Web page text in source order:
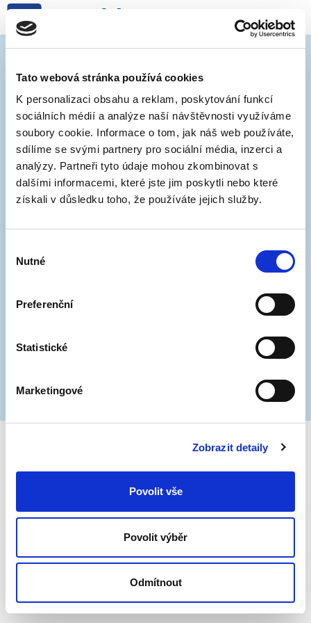
Tato webová stránka používá cookies
K personalizaci obsahu a reklam, poskytování funkcí
sociálních médií a analýze naší návštěvnosti využíváme
soubory cookie. Informace o tom, jak náš web používáte,
sdílíme se svými partnery pro sociální média, inzerci a
analýzy. Partneři tyto údaje mohou zkombinovat s
dalšími informacemi, které jste jim poskytli nebo které
získali v důsledku toho, že používáte jejich služby.
souhlasu
Nutné
Preferenční
Statistické
Marketingové
Zobrazit detaily
Povolit vše
Povolit výběr
Odmítnout
ZNAČENÍ V OBLASTI 1-03
24. 9. 2019
Oblast obsahující ulice jako Bratislavská, Koliště,
zapojí od 18.11. Proto je nejvyšší čas začít instalovat
Prosíme, abyste respektovali realizaci dopravního
značení, práce se pak zbytečně protahují.